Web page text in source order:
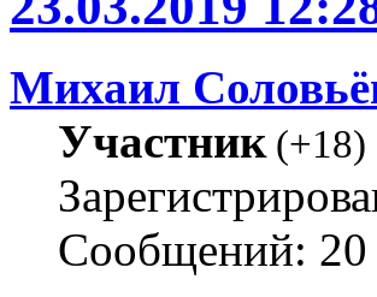
Михаил
Участник(+18)
Сообщений: 20